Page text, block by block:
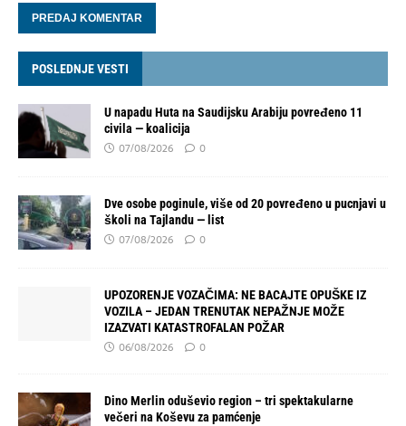
POSLEDNJE VESTI
U napadu Huta na Saudijsku Arabiju povređeno 11
civila — koalicija
07/08/2026 0
Dve osobe poginule, više od 20 povređeno u pucnjavi u
školi na Tajlandu — list
07/08/2026 0
UPOZORENJE VOZAČIMA: NE BACAJTE OPUŠKE IZ
VOZILA – JEDAN TRENUTAK NEPAŽNJE MOŽE
IZAZVATI KATASTROFALAN POŽAR
06/08/2026 0
Dino Merlin oduševio region – tri spektakularne
večeri na Koševu za pamćenje